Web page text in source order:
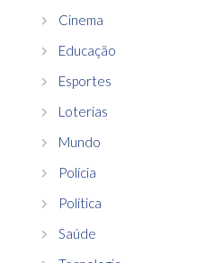
Cinema
Educação
Esportes
Loterias
Mundo
Polícia
Política
Saúde